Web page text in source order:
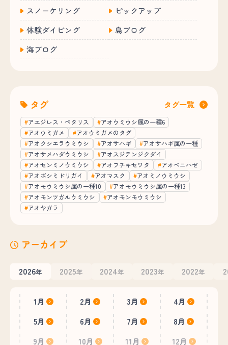
スノーケリング
ピックアップ
体験ダイビング
島ブログ
海ブログ
タグ タグ一覧
アエジレス・ペタリス
アオウミウシ属の一種6
アオウミガメ
アオウミガメのタグ
アオクシエラウミウシ
アオサハギ
アオサハギ属の一種
アオサメハダウミウシ
アオスジテンジクダイ
アオセンミノウミウシ
アオフチキセワタ
アオベニハゼ
アオボシミドリガイ
アオマスク
アオミノウミウシ
アオモウミウシ属の一種10
アオモウミウシ属の一種13
アオモンツガルウミウシ
アオモンモウミウシ
アオヤガラ
アーカイブ
2026年 2025年 2024年 2023年 2022年
1月 2月 3月
4月
5月
6月 7月
8月
9月
10月 11月 12月